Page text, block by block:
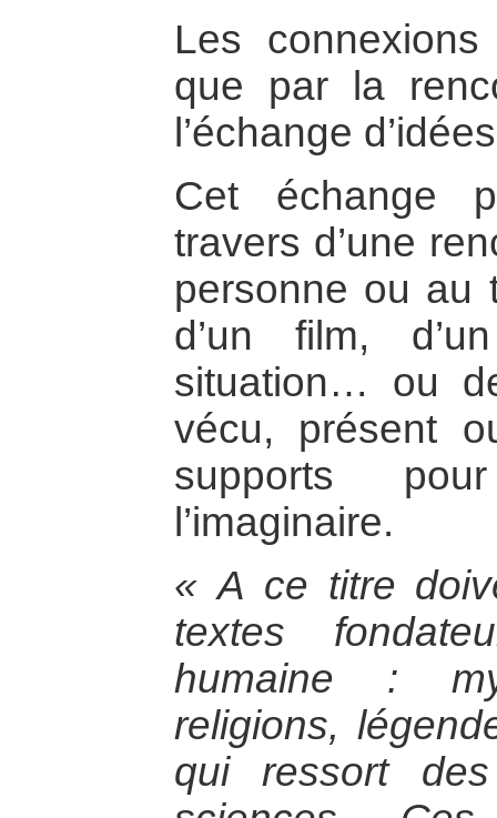
Les
que par la
l’échange
Cet échange
travers d’une
personne ou au
d’un film,
situation… ou
vécu, présent
supports
l’imaginaire.
« A ce titre
textes
humaine :
religions,
qui ressort